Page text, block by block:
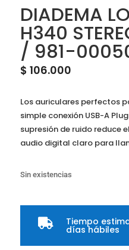
DIADEMA
H340
/ 981-
$ 106.000
Los auriculares perfectos
simple conexión USB-A
supresión de ruido reduce
audio digital claro para
Sin existencias
 Tiempo
días hábiles